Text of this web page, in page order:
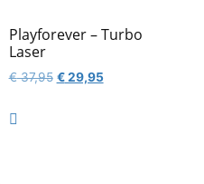
Playforever – Turbo
Laser
€37,95 Oorspronkelijke
€29,95Huidige
